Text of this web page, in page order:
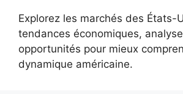
Explorez les marchés des États-
tendances économiques,
opportunités pour mieux
dynamique américaine.